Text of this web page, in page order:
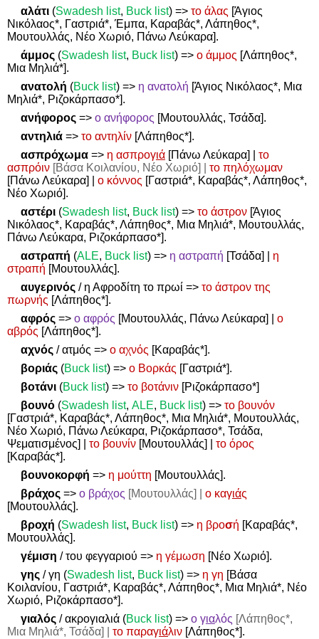
αλάτι(Swadesh list, Buck list)=> το άλας [Άγιος
Νικόλαος*, Γαστριά*, Έμπα, Καραβάς*, Λάπηθος*,
Μουτουλλάς, Νέο Χωριό, Πάνω Λεύκαρα].
άμμος(Swadesh list, Buck list)=> ο άμμος [Λάπηθος*,
Μια Μηλιά*].
ανατολή (Buck list)=> η ανατολή [Άγιος Νικόλαος*, Μια
Μηλιά*, Ριζοκάρπασο*].
ανήφορος=> ο ανήφορος [Μουτουλλάς, Τσάδα].
αντηλιά => το αντηλίν[Λάπηθος*].
ασπρόχωμα=> η ασπρογιά [Πάνω Λεύκαρα] |
το
ασπρόιν [Βάσα Κοιλανίου, Νέο Χωριό] |
το πηλόχωμαν
[Πάνω Λεύκαρα] |
ο κόννος [Γαστριά*, Καραβάς*, Λάπηθος*,
Νέο Χωριό].
αστέρι(Swadesh list, Buck list)=> το άστρον[Άγιος
Νικόλαος*, Καραβάς*, Λάπηθος*, Μια Μηλιά*, Μουτουλλάς,
Πάνω Λεύκαρα, Ριζοκάρπασο*].
αστραπή (ALE, Buck list)=> η αστραπή [Τσάδα] |
η
στραπή [Μουτουλλάς].
αυγερινός/ η Αφροδίτη το πρωί => το άστρον της
πωρνής [Λάπηθος*].
αφρός=> ο αφρός [Μουτουλλάς, Πάνω Λεύκαρα] | ο
αβρός [Λάπηθος*].
αχνός/ ατμός => ο αχνός [Καραβάς*].
βοριάς(Buck list)=> ο Βορκάς [Γαστριά*].
βοτάνι(Buck list)=> το βοτάνιν[Ριζοκάρπασο*]
βουνό(Swadesh list, ALE, Buck list)=> το βουνόν
[Γαστριά*, Καραβάς*, Λάπηθος*, Μια Μηλιά*, Μουτουλλάς,
Νέο Χωριό, Πάνω Λεύκαρα, Ριζοκάρπασο*, Τσάδα,
Ψεματισμένος] | το βουνίν [Μουτουλλάς] |
το όρος
[Καραβάς*].
βουνοκορφή => η μούττη [Μουτουλλάς].
βράχος=> ο βράχος [Μουτουλλάς] | ο καγιάς
[Μουτουλλάς].
βροχή (Swadesh list, Buck list)=> η βροσή [Καραβάς*,
Μουτουλλάς].
γέμιση / του φεγγαριού => η γέμωση [Νέο Χωριό].
γης/ γη (Swadesh list, Buck list)=> η γη [Βάσα
Κοιλανίου, Γαστριά*, Καραβάς*, Λάπηθος*, Μια Μηλιά*, Νέο
Χωριό, Ριζοκάρπασο*].
γιαλός/ ακρογιαλιά (Buck list)=> ο γιαλός [Λάπηθος*,
Μια Μηλιά*, Τσάδα] | το παραγιάλιν [Λάπηθος*].